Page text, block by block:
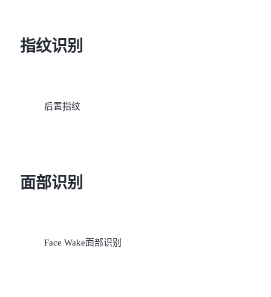
指纹识别
后置指纹
面部识别
Face Wake面部识别